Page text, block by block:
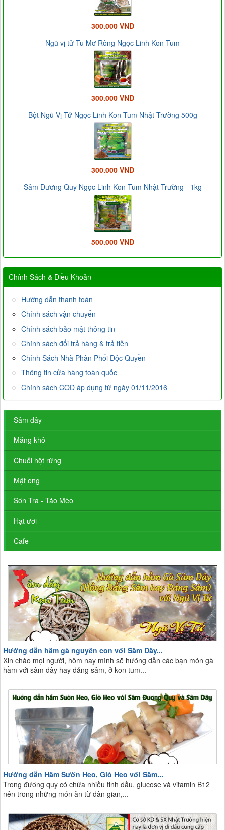
300.000 VND
Ngũ vị tử Tu Mơ Rông Ngọc Linh Kon Tum
300.000 VND
Bột Ngũ Vị Tử Ngọc Linh Kon Tum Nhật Trường 500g
300.000 VND
Sâm Đương Quy Ngọc Linh Kon Tum Nhật Trường - 1kg
500.000 VND
Chính Sách & Điều Khoản
Hướng dẫn thanh toán
Chính sách vận chuyển
Chính sách bảo mật thông tin
Chính sách đổi trả hàng & trả tiền
Chính Sách Nhà Phân Phối Độc Quyền
Thông tin cửa hàng toàn quốc
Chính sách COD áp dụng từ ngày 01/11/2016
Sâm dây
Măng khô
Chuối hột rừng
Mật ong
Sơn Tra - Táo Mèo
Hạt ươi
Cafe
Hướng dẫn hầm gà nguyên con với Sâm Dây...
Xin chào mọi người, hôm nay mình sẽ hướng dẫn các bạn món gà
hầm với sâm dây hay đảng sâm, ở kon tum...
Hướng dẫn Hầm Sườn Heo, Giò Heo với Sâm...
Trong đương quy có chứa nhiều tinh dầu, glucose và vitamin B12
nên trong những món ăn từ dân gian,...